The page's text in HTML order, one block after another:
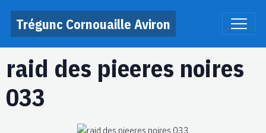
Trégunc Cornouaille Aviron
raid des pieeres noires
033